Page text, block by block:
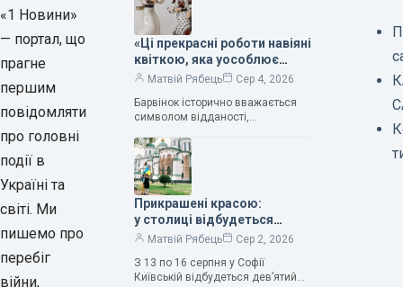
«1 Новини»
— портал, що
прагне
першим
повідомляти
про головні
події в
Україні та
світі. Ми
пишемо про
перебіг
війни,
«Ці прекрасні роботи навіяні
квіткою, яка уособлює
нескінченне кохання», —
Людмила Карпінська-
Романюк
Матвій Рябець
Сер 4, 2026
Барвінок історично вважається
символом відданості,
та тривалого подружнього союзу.
Саме тому ця рослина надихала і
продовжує надихати митців на
Прикрашені красою:
у столиці відбудеться
дев’ятий фестиваль
Матвій Рябець
Сер 2, 2026
З 13 по 16 серпня у Софії
Київській відбудеться дев’ятий